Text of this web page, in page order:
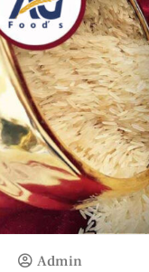
Admin